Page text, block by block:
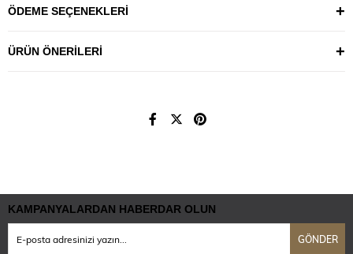
ÖDEME SEÇENEKLERI
ÜRÜN ÖNERILERI
KAMPANYALARDAN HABERDAR OLUN
GÖNDER